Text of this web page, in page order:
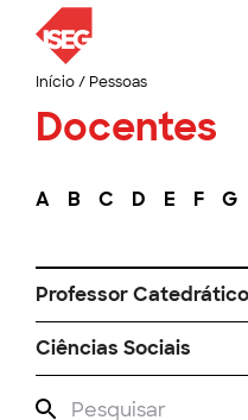
Início/ Pessoas
Docentes
A B C D E F G
Professor Catedrático
Ciências Sociais